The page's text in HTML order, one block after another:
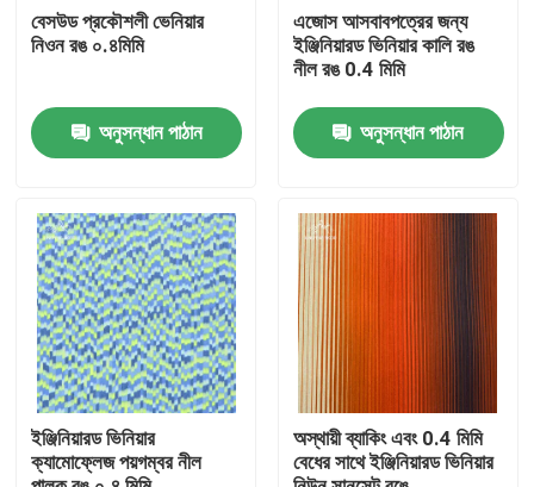
বাড়ি
পণ্য
ভিডিও
বেসউড প্রকৌশলী ভেনিয়ার
নিওন রঙ ০.৪মিমি
অনুসন্ধান পাঠান
এজোস আসবাবপত্রের জন্য
ইঞ্জিনিয়ারড ভিনিয়ার কালি রঙ
নীল রঙ 0.4 মিমি
অনুসন্ধান পাঠান
ইঞ্জিনিয়ারড ভিনিয়ার
ক্যামোফ্লেজ পয়গম্বর নীল
অস্থায়ী ব্যাকিং এবং 0.4 মিমি
বেধের সাথে ইঞ্জিনিয়ারড ভিনিয়ার